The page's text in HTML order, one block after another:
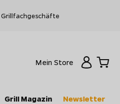
Mein Store
Grill Magazin Newsletter